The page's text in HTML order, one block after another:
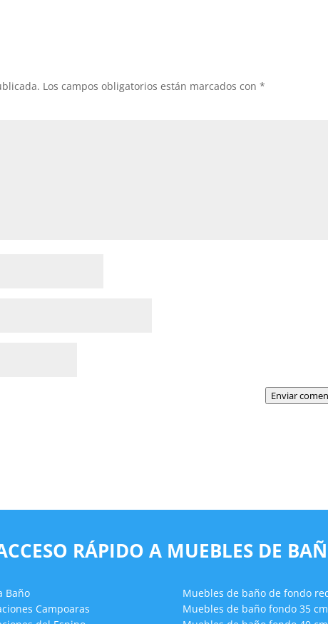
Los campos obligatorios están marcados con*
Enviar
RÁPIDO A MUEBLES DE
Baño
Campoaras
Muebles de baño de fondo
Muebles de baño fondo 35